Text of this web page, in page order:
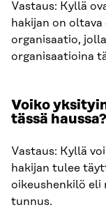
Vastaus: Kyllä
hakijan on
organisaatio,
organisaatioina
Voiko
tässä haussa?
Vastaus: Kyllä
hakijan tulee
oikeushenkilö eli
tunnus.